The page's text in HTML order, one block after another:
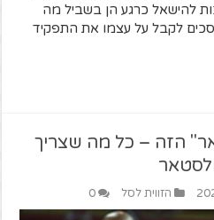
להישאל כרגע הן בשביל מה
לקבל על עצמו את התפקיד
הזה – כל מה שצריך
הזווית לסל 0